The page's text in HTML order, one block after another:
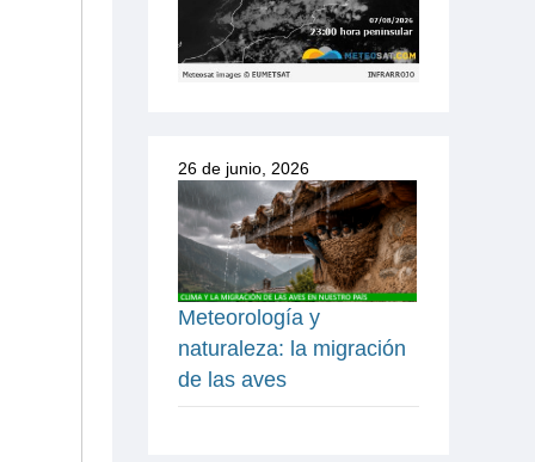
26 de junio, 2026
Meteorología y
naturaleza: la migración
de las aves